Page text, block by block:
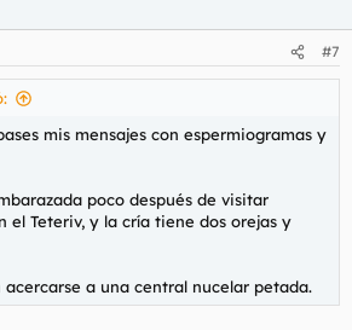
#7
mis mensajes con espermiogramas y
poco después de visitar
el Teteriv, y la cría tiene dos orejas y
a una central nucelar petada.